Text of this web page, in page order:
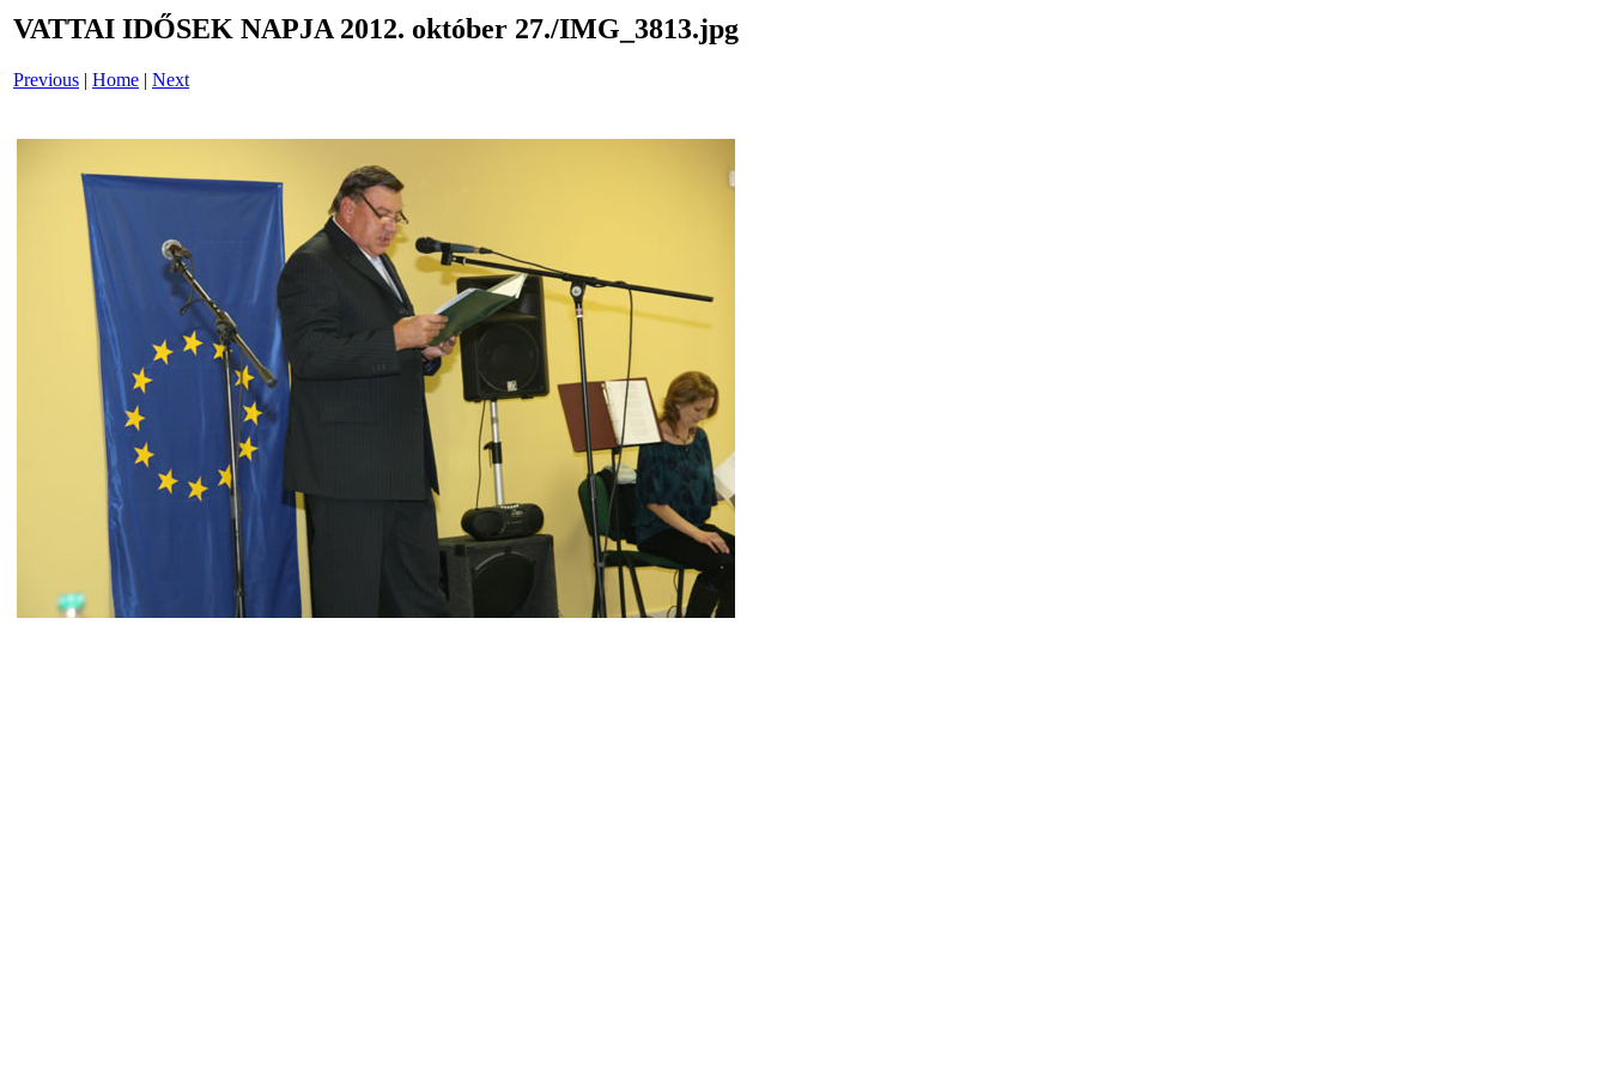
VATTAI IDŐSEK NAPJA 2012. október 27./IMG_3813.jpg
Previous | Home | Next